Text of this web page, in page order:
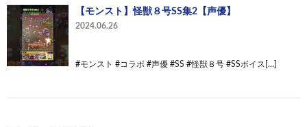
【モンスト】怪獣８号SS集2【声優】
2024.06.26
#モンスト #コラボ #声優 #SS #怪獣８号 #SSボイス[…]